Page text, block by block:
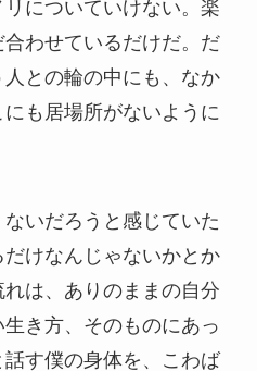
についていけない。楽
わせているだけだ。だ
との輪の中にも、なか
も居場所がないように
いだろうと感じていた
けなんじゃないかとか
は、ありのままの自分
き方、そのものにあっ
す僕の身体を、こわば